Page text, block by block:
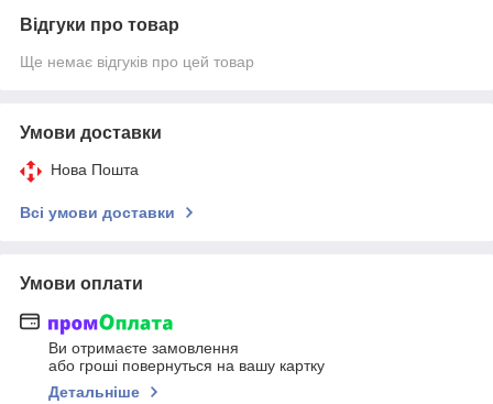
Відгуки про товар
Ще немає відгуків про цей товар
Умови доставки
Нова Пошта
Всі умови доставки
Умови оплати
Ви отримаєте замовлення
або гроші повернуться на вашу картку
Детальніше